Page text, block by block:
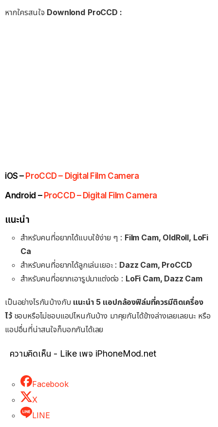
หากใครสนใจ Downlond ProCCD :
iOS – ProCCD – Digital Film Camera
Android – ProCCD – Digital Film Camera
แนะนำ
สำหรับคนที่อยากได้แบบใช้ง่าย ๆ : Film Cam, OldRoll, LoFi
Ca
สำหรับคนที่อยากได้ลูกเล่นเยอะ : Dazz Cam, ProCCD
สำหรับคนที่อยากเอารูปมาแต่งต่อ : LoFi Cam, Dazz Cam
เป็นอย่างไรกันบ้างกับ แนะนำ 5 แอปกล้องฟิล์มที่ควรมีติดเครื่อง
ไว้ ชอบหรือไม่ชอบแอปไหนกันบ้าง มาคุยกันได้ข้างล่างเลยเลยนะ หรือ
แอปอื่นที่น่าสนใจก็บอกกันได้เลย
ความคิดเห็น - Like เพจ iPhoneMod.net
Facebook
X
LINE